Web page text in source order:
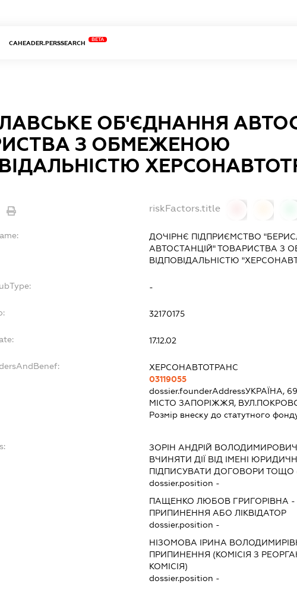
CAHEADER.PERSSEARCH
BETA
ОБ'ЄДНАННЯ
З ОБМЕЖЕНОЮ
riskFactors.title
ДОЧІРНЄ ПІДПРИЄМСТВО
АВТОСТАНЦІЙ" ТОВАРИСТВА З
ВІДПОВІДАЛЬНІСТЮ
-
32170175
17.12.02
ХЕРСОНАВТОТРАНС
03119055
dossier.founderAddressУКРАЇНА,
МІСТО ЗАПОРІЖЖЯ,
Розмір внеску до статутного
ЗОРІН АНДРІЙ ВОЛОДИМИРОВИЧ
ВЧИНЯТИ ДІЇ ВІД ІМЕНІ
ПІДПИСУВАТИ ДОГОВОРИ ТОЩО
dossier.position -
ПАЩЕНКО ЛЮБОВ ГРИГОРІВНА -
ПРИПИНЕННЯ АБО ЛІКВІДАТОР
dossier.position -
НІЗОМОВА ІРИНА
ПРИПИНЕННЯ (КОМІСІЯ З
КОМІСІЯ)
dossier.position -